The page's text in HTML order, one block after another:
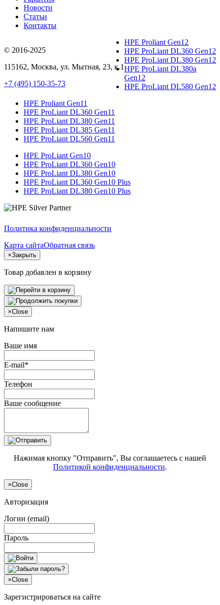
Новости
Статьи
Контакты
© 2016-2025
115162, Москва, ул. Мытная, 23, к.1
+7 (495) 150-35-73
HPE Proliant Gen12
HPE ProLiant DL360 Gen12
HPE ProLiant DL380 Gen12
HPE ProLiant DL380a
Gen12
HPE ProLiant DL580 Gen12
HPE Proliant Gen11
HPE ProLiant DL360 Gen11
HPE ProLiant DL380 Gen11
HPE ProLiant DL385 Gen11
HPE ProLiant DL560 Gen11
HPE ProLiant Gen10
HPE ProLiant DL360 Gen10
HPE ProLiant DL380 Gen10
HPE ProLiant DL360 Gen10 Plus
HPE ProLiant DL380 Gen10 Plus
Политика конфиденциальности
Карта сайтаОбратная связь
×Закрыть
Товар добавлен в корзину
×Close
Напишите нам
Ваше имя
E-mail*
Телефон
Ваше сообщение
Нажимая кнопку "Отправить", Вы соглашаетесь с нашей
Политикой конфиденциальности.
×Close
Авторизация
Логин (email)
Пароль
×Close
Зарегистрироваться на сайте